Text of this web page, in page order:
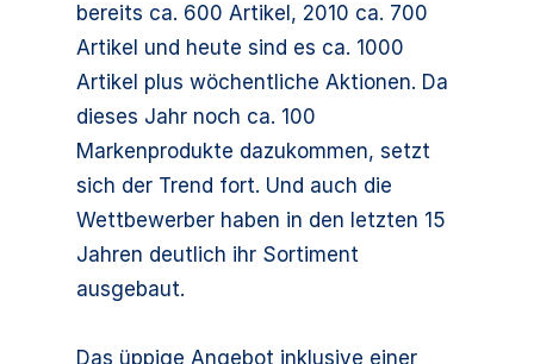
bereits ca. 600 Artikel, 2010 ca. 700
Artikel und heute sind es ca. 1000
Artikel plus wöchentliche Aktionen. Da
dieses Jahr noch ca. 100
Markenprodukte dazukommen, setzt
sich der Trend fort. Und auch die
Wettbewerber haben in den letzten 15
Jahren deutlich ihr Sortiment
ausgebaut.
Das üppige Angebot inklusive einer